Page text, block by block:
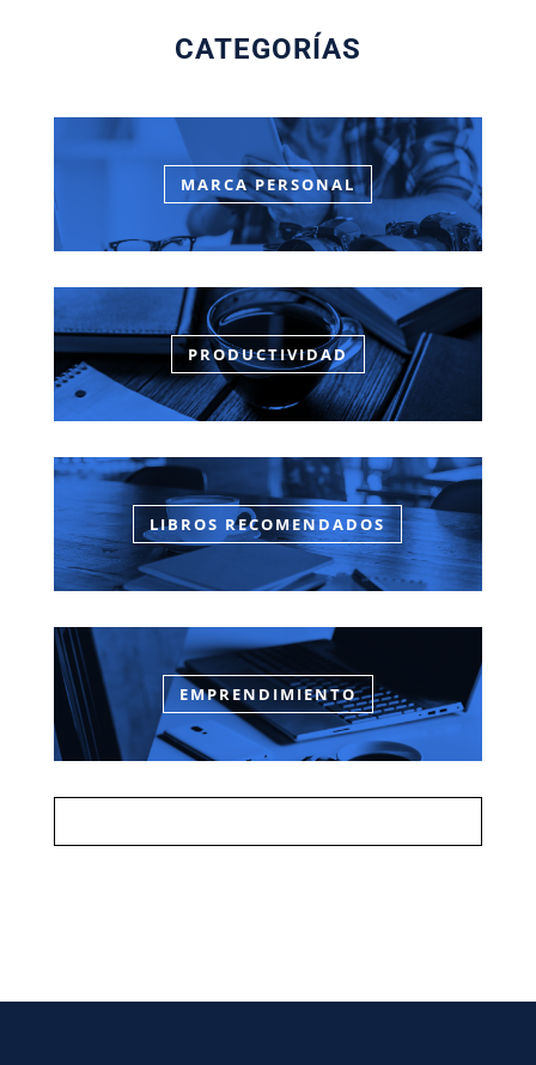
CATEGORÍAS
MARCA PERSONAL
PRODUCTIVIDAD
LIBROS RECOMENDADOS
EMPRENDIMIENTO